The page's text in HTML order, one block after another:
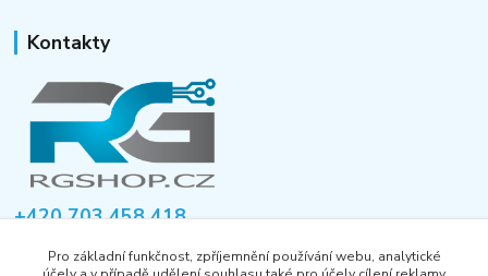
Kontakty
+420 703 458 418
Pro základní funkčnost, zpříjemnění používání webu, analytické